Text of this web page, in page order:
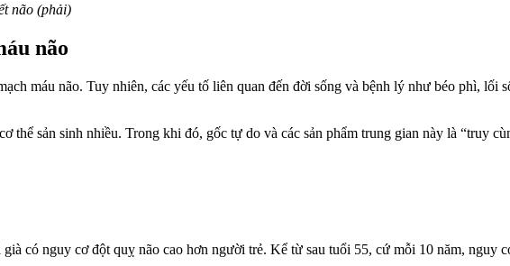
não (phải)
não
máu não. Tuy nhiên, các yếu tố liên quan đến đời sống và bệnh lý như béo phì, lối
thể sản sinh nhiều. Trong khi đó, gốc tự do và các sản phẩm trung gian này là “truy
có nguy cơ đột quỵ não cao hơn người trẻ. Kể từ sau tuổi 55, cứ mỗi 10 năm, nguy